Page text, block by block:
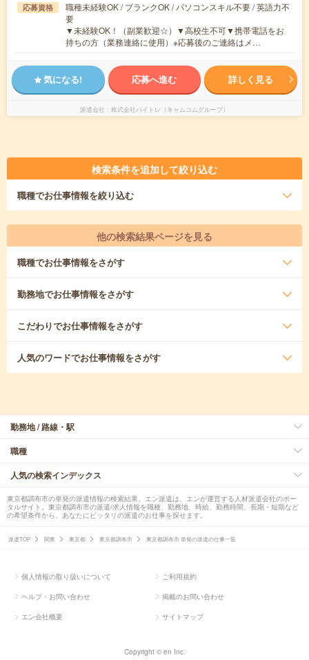
応募資格
職種未経験OK / ブランクOK / パソコンスキル不要 / 英語力不
要
▼未経験OK！（副業歓迎☆）▼高校生不可▼携帯電話をお
持ちの方（業務連絡に使用）※応募後のご連絡はメ…
気になる! 応募へ進む 詳しく見る
派遣会社 株式会社バイトレ（キャムコムグループ）
検索条件を追加して絞り込む
職種でお仕事情報を絞り込む
他の検索結果ページを見る
職種でお仕事情報をさがす
勤務地でお仕事情報をさがす
こだわりでお仕事情報をさがす
人気のワードでお仕事情報をさがす
勤務地 / 路線・駅
職種
人気の検索インデックス
東京都調布市の単発の派遣情報の検索結果。エン派遣は、エンが運営する人材派遣会社のポー
タルサイト。東京都調布市の派遣/求人情報を職種、勤務地、時給、勤務時間、長期・短期など
の希望条件から、あなたにピッタリの派遣のお仕事を探せます。
派遣TOP 関東 東京都 東京都調布市 東京都調布市 単発の派遣の仕事一覧
個人情報の取り扱いについて ご利用規約
ヘルプ・お問い合わせ 掲載のお問い合わせ
エン会社概要 サイトマップ
Copyright © en Inc.